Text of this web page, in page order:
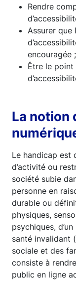
Rendre
Assurer que
encouragée ;
Être le point
La notion
Le handicap est
d’activité ou
société subie
personne en
durable ou
physiques,
psychiques,
santé invalidant
sociale et des
consiste à
public en ligne